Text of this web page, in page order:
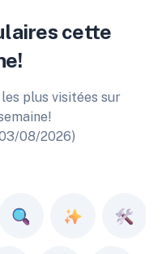
cette
plus visitées sur
08/2026)